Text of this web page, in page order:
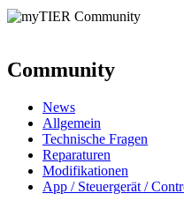
Community
News
Allgemein
Technische Fragen
Reparaturen
Modifikationen
App / Steuergerät /